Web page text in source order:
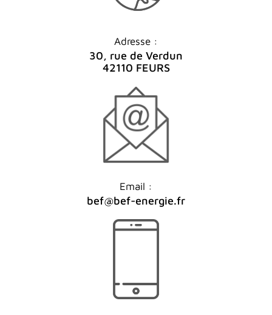
Adresse :
30, rue de Verdun
42110 FEURS
Email :
bef@bef-energie.fr